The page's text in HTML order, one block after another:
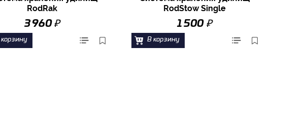
RodRak
3 960 ₽
RodStow Single
1 500 ₽
В корзину